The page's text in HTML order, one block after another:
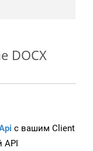
DOCX
с вашим Client
API